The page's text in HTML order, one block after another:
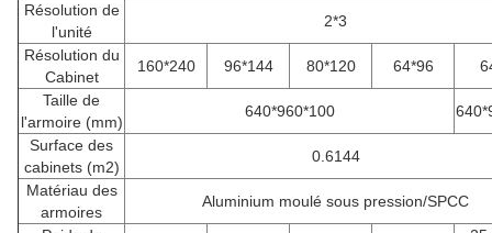
Résolution de
l'unité
2*3
Résolution du
Cabinet
160*240 96*144 80*120 64*96
Taille de
l'armoire (mm)
640*960*100
Surface des
cabinets (m2)
0.6144
Matériau des
armoires
Aluminium moulé sous pression/SPCC